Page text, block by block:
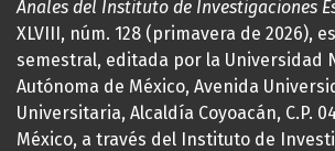
Anales del Instituto de Investigaciones
XLVIII, núm. 128 (primavera de 2026),
semestral, editada por la Universidad
Autónoma de México, Avenida
Universitaria, Alcaldía Coyoacán, C.P.
México, a través del Instituto de